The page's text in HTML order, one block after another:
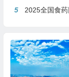
5
2025全国食